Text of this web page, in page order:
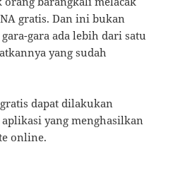
gratis. Dan ini bukan
gara ada lebih dari satu
yang sudah
dapat dilakukan
yang menghasilkan
online.